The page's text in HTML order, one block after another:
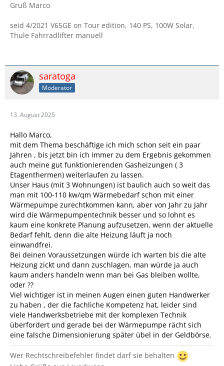
Gruß Marco
seid 4/2021 V65GE on Tour edition, 140 PS, 100W Solar,
Thule Fahrradlifter manuell
saratoga
Moderator
13. August 2025
Hallo Marco,
mit dem Thema beschäftige ich mich schon seit ein paar
Jahren , bis jetzt bin ich immer zu dem Ergebnis gekommen
auch meine gut funktionierenden Gasheizungen ( 3
Etagenthermen) weiterlaufen zu lassen.
Unser Haus (mit 3 Wohnungen) ist baulich auch so weit das
man mit 100-110 kw/qm Wärmebedarf schon mit einer
Wärmepumpe zurechtkommen kann, aber von Jahr zu Jahr
wird die Wärmepumpentechnik besser und so lohnt es
kaum eine konkrete Planung aufzusetzen, wenn der aktuelle
Bedarf fehlt, denn die alte Heizung läuft ja noch
einwandfrei.
Bei deinen Voraussetzungen würde ich warten bis die alte
Heizung zickt und dann zuschlagen, man würde ja auch
kaum anders handeln wenn man bei Gas bleiben wollte,
oder ??
Viel wichtiger ist in meinen Augen einen guten Handwerker
zu haben , der die fachliche Kompetenz hat, leider sind
viele Handwerksbetriebe mit der komplexen Technik
überfordert und gerade bei der Wärmepumpe rächt sich
eine falsche Dimensionierung später übel in der Geldbörse.
Wer Rechtschreibefehler findet darf sie behalten